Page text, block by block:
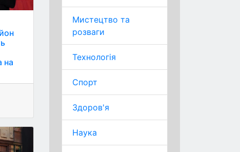
Мистецтво та
розваги
Технологія
Спорт
Здоров'я
Наука
на